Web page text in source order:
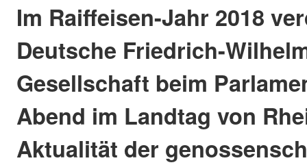
Im Raiffeisen-Jahr 2018
Deutsche Friedrich-
Gesellschaft beim
Abend im Landtag von
Aktualität der